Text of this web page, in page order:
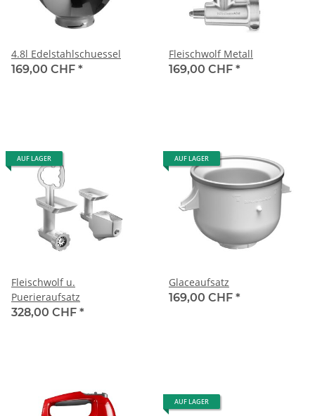
4.8l Edelstahlschuessel
169,00 CHF *
Fleischwolf Metall
169,00 CHF *
AUF LAGER
Fleischwolf u.
Puerieraufsatz
328,00 CHF *
AUF LAGER
Glaceaufsatz
169,00 CHF *
AUF LAGER